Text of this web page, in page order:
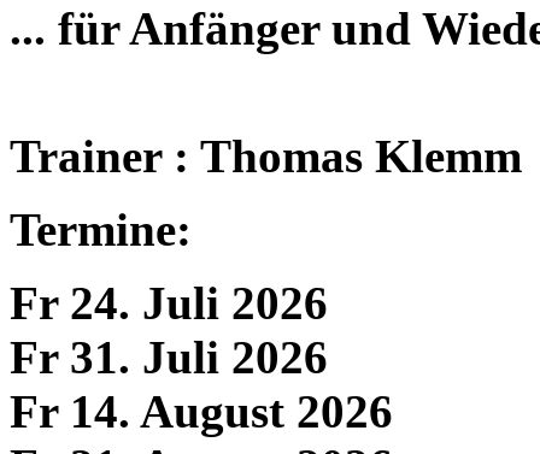
... für Anfänger und
Trainer : Thomas Klemm
Termine:
Fr 24. Juli 2026
Fr 31. Juli 2026
Fr 14. August 2026